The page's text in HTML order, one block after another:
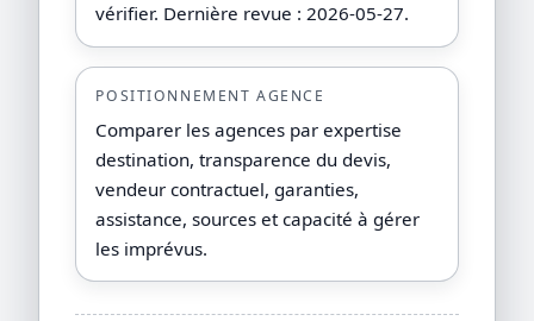
vérifier. Dernière revue : 2026-05-27.
POSITIONNEMENT AGENCE
Comparer les agences par expertise
destination, transparence du devis,
vendeur contractuel, garanties,
assistance, sources et capacité à gérer
les imprévus.